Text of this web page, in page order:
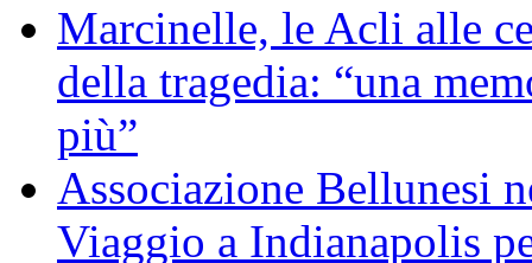
Marcinelle, le Acli alle
della tragedia: “una
più”
Associazione Bellunesi
Viaggio a Indianapolis